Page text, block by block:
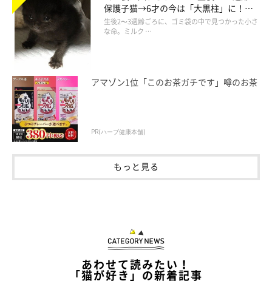
ひなちゃんを抱っこすると家族みんなが幸せ
に
保護子猫→6才の今は「大黒柱」に！
美しい黒猫に成長した姿にグッとくる
生後2〜3週齢ごろに、ゴミ袋の中で見つかった小さ
な命。ミルク …
アマゾン1位「このお茶ガチです」噂のお茶
PR(ハーブ健康本舗)
もっと見る
あわせて読みたい！
「猫が好き」の新着記事